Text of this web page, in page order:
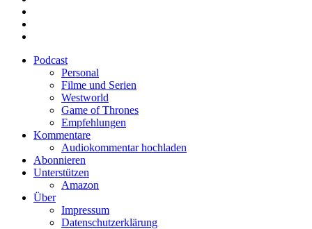
Podcast
Personal
Filme und Serien
Westworld
Game of Thrones
Empfehlungen
Kommentare
Audiokommentar hochladen
Abonnieren
Unterstützen
Amazon
Über
Impressum
Datenschutzerklärung